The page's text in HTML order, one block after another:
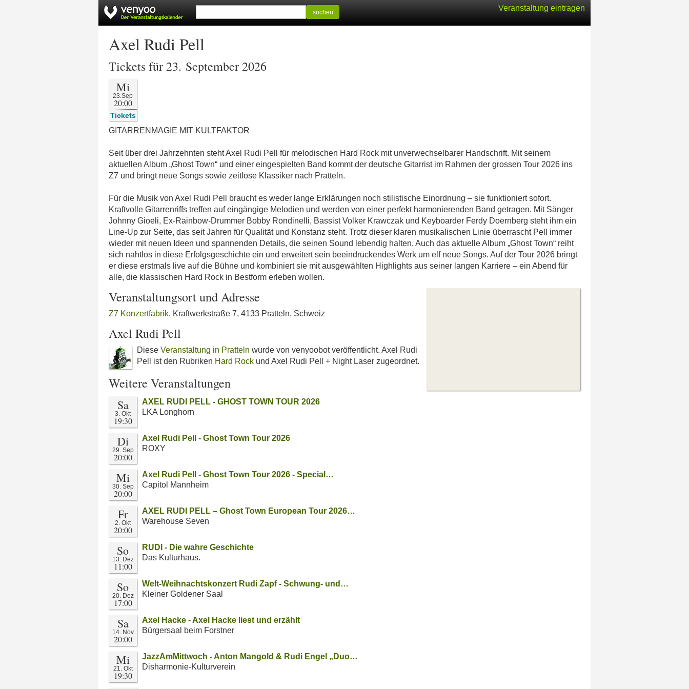
Veranstaltung eintragen
suchen
Axel Rudi Pell
Tickets für 23. September 2026
Mi
23.Sep
20:00
Tickets
GITARRENMAGIE MIT KULTFAKTOR
Seit über drei Jahrzehnten steht Axel Rudi Pell für melodischen Hard Rock mit unverwechselbarer Handschrift. Mit seinem
aktuellen Album „Ghost Town“ und einer eingespielten Band kommt der deutsche Gitarrist im Rahmen der grossen Tour 2026 ins
Z7 und bringt neue Songs sowie zeitlose Klassiker nach Pratteln.
Für die Musik von Axel Rudi Pell braucht es weder lange Erklärungen noch stilistische Einordnung – sie funktioniert sofort.
Kraftvolle Gitarrenriffs treffen auf eingängige Melodien und werden von einer perfekt harmonierenden Band getragen. Mit Sänger
Johnny Gioeli, Ex-Rainbow-Drummer Bobby Rondinelli, Bassist Volker Krawczak und Keyboarder Ferdy Doernberg steht ihm ein
Line-Up zur Seite, das seit Jahren für Qualität und Konstanz steht. Trotz dieser klaren musikalischen Linie überrascht Pell immer
wieder mit neuen Ideen und spannenden Details, die seinen Sound lebendig halten. Auch das aktuelle Album „Ghost Town“ reiht
sich nahtlos in diese Erfolgsgeschichte ein und erweitert sein beeindruckendes Werk um elf neue Songs. Auf der Tour 2026 bringt
er diese erstmals live auf die Bühne und kombiniert sie mit ausgewählten Highlights aus seiner langen Karriere – ein Abend für
alle, die klassischen Hard Rock in Bestform erleben wollen.
Veranstaltungsort und Adresse
Z7 Konzertfabrik, Kraftwerkstraße 7, 4133 Pratteln, Schweiz
Axel Rudi Pell
Diese Veranstaltung in Pratteln wurde von venyoobot veröffentlicht. Axel Rudi
Pell ist den Rubriken Hard Rock und Axel Rudi Pell + Night Laser zugeordnet.
Weitere Veranstaltungen
Sa
3. Okt
19:30
AXEL RUDI PELL - GHOST TOWN TOUR 2026
LKA Longhorn
Di
29. Sep
20:00
Axel Rudi Pell - Ghost Town Tour 2026
ROXY
Mi
30. Sep
20:00
Axel Rudi Pell - Ghost Town Tour 2026 - Special…
Capitol Mannheim
Fr
2. Okt
20:00
AXEL RUDI PELL – Ghost Town European Tour 2026…
Warehouse Seven
So
13. Dez
11:00
RUDI - Die wahre Geschichte
Das Kulturhaus.
So
20. Dez
17:00
Welt-Weihnachtskonzert Rudi Zapf - Schwung- und…
Kleiner Goldener Saal
Sa
14. Nov
20:00
Axel Hacke - Axel Hacke liest und erzählt
Bürgersaal beim Forstner
Mi
21. Okt
19:30
JazzAmMittwoch - Anton Mangold & Rudi Engel „Duo…
Disharmonie-Kulturverein